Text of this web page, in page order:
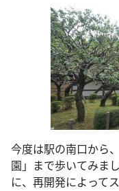
今度は駅の南口から
園」まで歩いてみま
に、再開発によって